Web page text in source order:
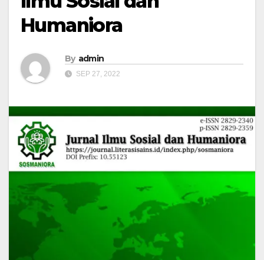
Humaniora
By admin
SEP 27, 2022